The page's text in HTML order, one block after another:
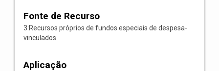
Fonte de Recurso
3:Recursos próprios de fundos especiais de despesa-
vinculados
Aplicação